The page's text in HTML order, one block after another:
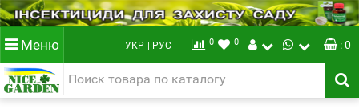
Меню УКР | РУС 0 0 : 0